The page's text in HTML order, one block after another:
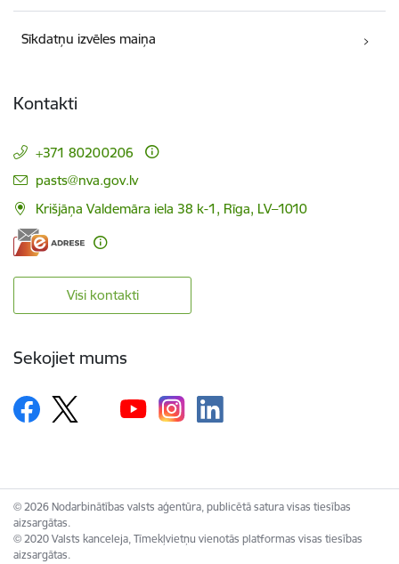
Sīkdatņu izvēles maiņa
Kontakti
+371 80200206
E-pasts:
pasts@nva.gov.lv
Krišjāņa Valdemāra iela 38 k-1, Rīga, LV–1010
Visi kontakti
Sekojiet mums
© 2026 Nodarbinātības valsts aģentūra, publicētā satura visas tiesības
aizsargātas.
© 2020 Valsts kanceleja, Tīmekļvietņu vienotās platformas visas tiesības
aizsargātas.